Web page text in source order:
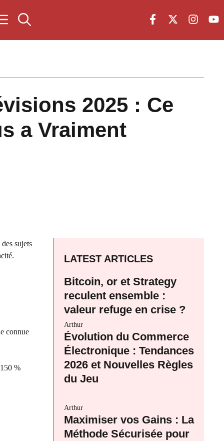
2025 : Ce
a Vraiment
sujets
connue
%
LATEST ARTICLES
Bitcoin, or et Strategy
reculent ensemble :
valeur refuge en crise ?
Arthur
Évolution du Commerce
Électronique : Tendances
2026 et Nouvelles Règles
du Jeu
Arthur
Maximiser vos Gains : La
Méthode Sécurisée pour